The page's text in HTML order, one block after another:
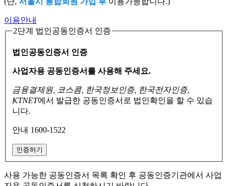
이용안내
2단계 법인공동인증서 인증
법인공동인증서 인증
사업자용 공동인증서를 사용해 주세요.
금융결제원, 코스콤, 한국정보인증, 한국전자인증,
KTNET에서 발급한 공동인증서로 법인확인을 할 수 있습
니다.
안내 1600-1522
인증하기
사용 가능한 공동인증서 목록 확인 후 공동인증기관에서 사업